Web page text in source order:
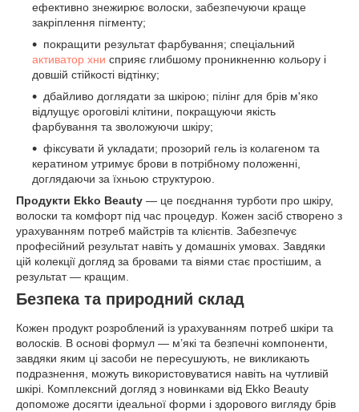
ефективно знежирює волоски, забезпечуючи краще
закріплення пігменту;
покращити результат фарбування; спеціальний
активатор хни сприяє глибшому проникненню кольору і
довшій стійкості відтінку;
дбайливо доглядати за шкірою; пілінг для брів м'яко
відлущує ороговілі клітини, покращуючи якість
фарбування та зволожуючи шкіру;
фіксувати й укладати; прозорий гель із колагеном та
кератином утримує брови в потрібному положенні,
доглядаючи за їхньою структурою.
Продукти Ekko Beauty — це поєднання турботи про шкіру,
волоски та комфорт під час процедур. Кожен засіб створено з
урахуванням потреб майстрів та клієнтів. Забезпечує
професійний результат навіть у домашніх умовах. Завдяки
цій колекції догляд за бровами та віями стає простішим, а
результат — кращим.
Безпека та природний склад
Кожен продукт розроблений із урахуванням потреб шкіри та
волосків. В основі формул — м’які та безпечні компоненти,
завдяки яким ці засоби не пересушують, не викликають
подразнення, можуть використовуватися навіть на чутливій
шкірі. Комплексний догляд з новинками від Ekko Beauty
допоможе досягти ідеальної форми і здорового вигляду брів